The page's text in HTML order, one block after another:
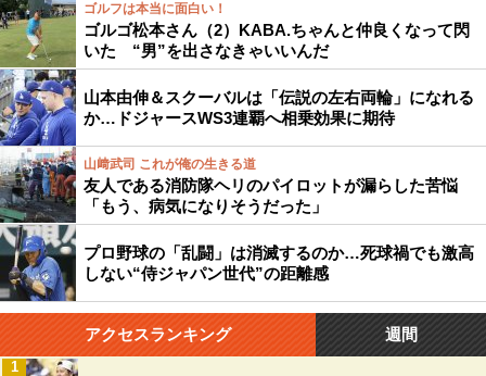
ゴルフは本当に面白い！
ゴルゴ松本さん（2）KABA.ちゃんと仲良くなって閃
いた “男”を出さなきゃいいんだ
山本由伸＆スクーバルは「伝説の左右両輪」になれる
か…ドジャースWS3連覇へ相乗効果に期待
山﨑武司 これが俺の生きる道
友人である消防隊ヘリのパイロットが漏らした苦悩
「もう、病気になりそうだった」
プロ野球の「乱闘」は消滅するのか…死球禍でも激高
しない“侍ジャパン世代”の距離感
アクセスランキング 週間
1